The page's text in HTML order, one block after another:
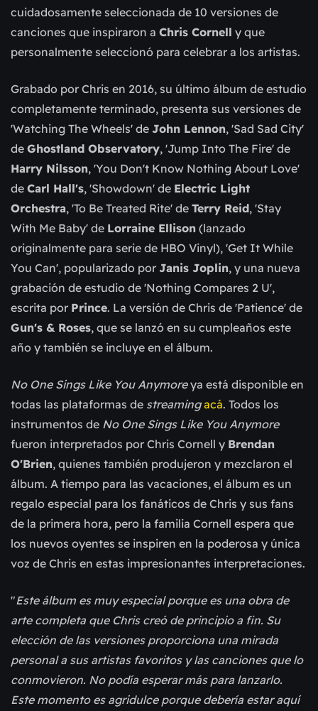
cuidadosamente seleccionada de 10 versiones de
canciones que inspiraron a Chris Cornell y que
personalmente seleccionó para celebrar a los artistas.
Grabado por Chris en 2016, su último álbum de estudio
completamente terminado, presenta sus versiones de
'Watching The Wheels' de John Lennon, 'Sad Sad City'
de Ghostland Observatory, 'Jump Into The Fire' de
Harry Nilsson, 'You Don't Know Nothing About Love'
de Carl Hall's, 'Showdown' de Electric Light
Orchestra, 'To Be Treated Rite' de Terry Reid, 'Stay
With Me Baby' de Lorraine Ellison (lanzado
originalmente para serie de HBO Vinyl), 'Get It While
You Can', popularizado por Janis Joplin, y una nueva
grabación de estudio de 'Nothing Compares 2 U',
escrita por Prince. La versión de Chris de 'Patience' de
Gun's & Roses, que se lanzó en su cumpleaños este
año y también se incluye en el álbum.
No One Sings Like You Anymoreya está disponible en
todas las plataformas de streaming acá. Todos los
instrumentos de No One Sings Like You Anymore
fueron interpretados por Chris Cornell y Brendan
O'Brien, quienes también produjeron y mezclaron el
álbum. A tiempo para las vacaciones, el álbum es un
regalo especial para los fanáticos de Chris y sus fans
de la primera hora, pero la familia Cornell espera que
los nuevos oyentes se inspiren en la poderosa y única
voz de Chris en estas impresionantes interpretaciones.
"Este álbum es muy especial porque es una obra de
arte completa que Chris creó de principio a fin. Su
elección de las versiones proporciona una mirada
personal a sus artistas favoritos y las canciones que lo
conmovieron. No podía esperar más para lanzarlo.
Este momento es agridulce porque debería estar aquí